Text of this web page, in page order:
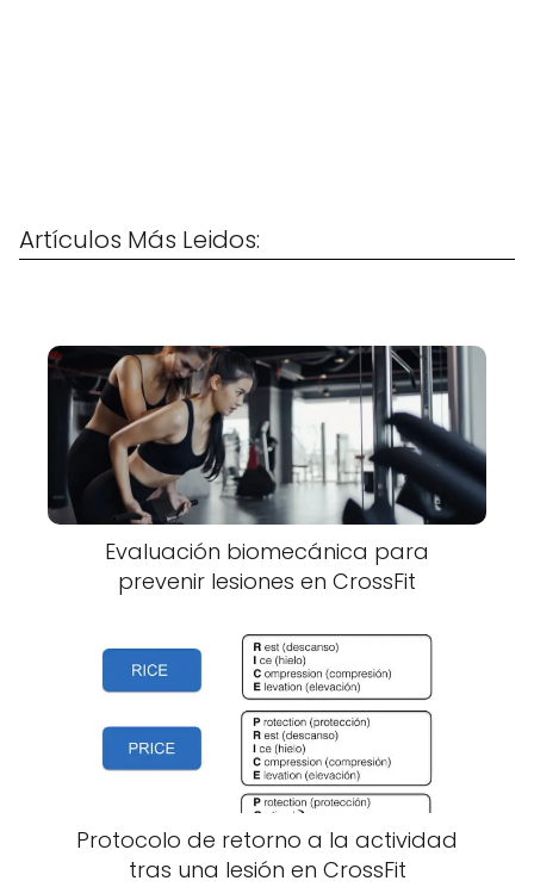
Artículos Más Leidos:
Evaluación biomecánica para
prevenir lesiones en CrossFit
Protocolo de retorno a la actividad
tras una lesión en CrossFit